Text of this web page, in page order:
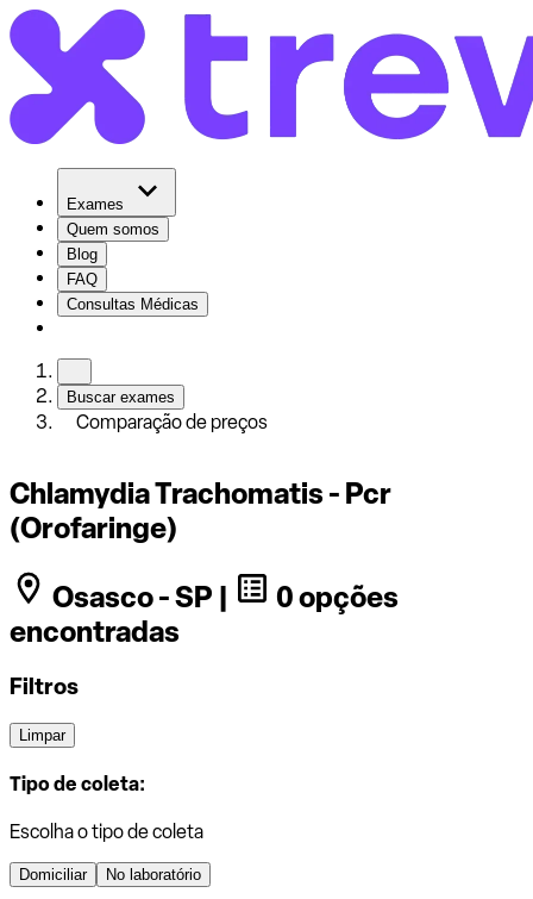
Exames
Quem somos
Blog
FAQ
Consultas Médicas
Buscar exames
Comparação de preços
Chlamydia Trachomatis - Pcr
(Orofaringe)
Osasco - SP |
0 opções
encontradas
Filtros
Limpar
Tipo de coleta:
Escolha o tipo de coleta
Domiciliar No laboratório